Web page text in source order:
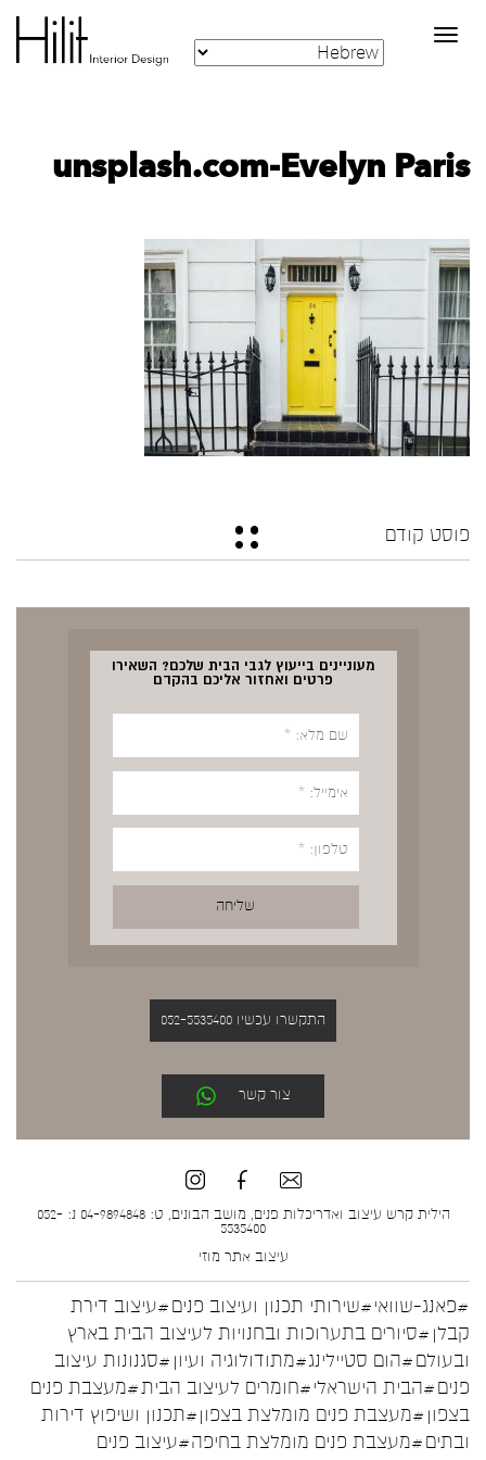
Toggle
navigation
unsplash.com-Evelyn Paris
פוסט קודם
מעוניינים בייעוץ לגבי הבית שלכם? השאירו
פרטים ואחזור אליכם בהקדם
התקשרו עכשיו 052-5535400
צור קשר
הילית קרש עיצוב ואדריכלות פנים, מושב הבונים, ט: 04-9894848 נ: 052-
5535400
עיצוב אתר מוזי
#פאנג-שוואי#שירותי תכנון ועיצוב פנים#עיצוב דירת
קבלן #סיורים בתערוכות ובחנויות לעיצוב הבית בארץ
ובעולם#הום סטיילינג#מתודולוגיה ועיון #סגנונות עיצוב
פנים#הבית הישראלי#חומרים לעיצוב הבית#מעצבת פנים
בצפון #מעצבת פנים מומלצת בצפון#תכנון ושיפוץ דירות
ובתים#מעצבת פנים מומלצת בחיפה#עיצוב פנים